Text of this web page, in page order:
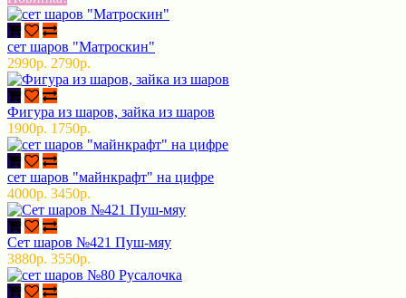
сет шаров "Матроскин"
2990р. 2790р.
Фигура из шаров, зайка из шаров
1900р. 1750р.
сет шаров "майнкрафт" на цифре
4000р. 3450р.
Сет шаров №421 Пуш-мяу
3880р. 3550р.